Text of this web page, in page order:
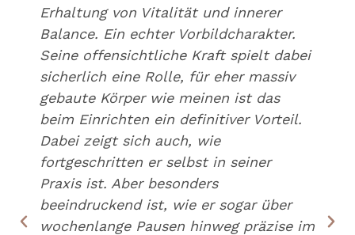
Erhaltung von Vitalität und innerer
Balance. Ein echter Vorbildcharakter.
Seine offensichtliche Kraft spielt dabei
sicherlich eine Rolle, für eher massiv
gebaute Körper wie meinen ist das
beim Einrichten ein definitiver Vorteil.
Dabei zeigt sich auch, wie
fortgeschritten er selbst in seiner
Praxis ist. Aber besonders
beeindruckend ist, wie er sogar über
wochenlange Pausen hinweg präzise im